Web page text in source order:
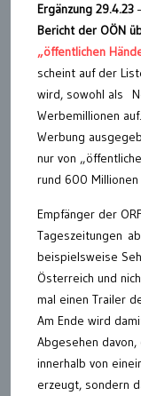
Ergänzung 29.4.23
Bericht der OÖN
„öffentlichen
scheint auf der
wird, sowohl als
Werbemillionen
Werbung
nur von
rund 600 Millionen
Empfänger der
Tageszeitungen
beispielsweise
Österreich und
mal einen Trailer
Am Ende wird
Abgesehen
innerhalb von
erzeugt, sondern